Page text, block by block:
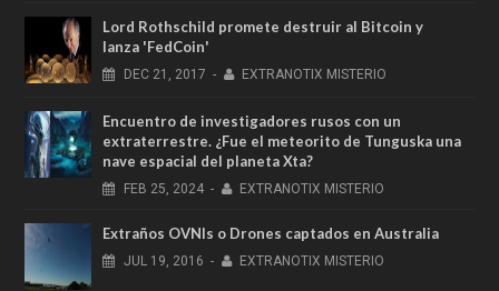
Lord Rothschild promete destruir al Bitcoin y
lanza 'FedCoin'
DEC 21, 2017 - EXTRANOTIX MISTERIO
Encuentro de investigadores rusos con un
extraterrestre. ¿Fue el meteorito de Tunguska una
nave espacial del planeta Xta?
FEB 25, 2024 - EXTRANOTIX MISTERIO
Extraños OVNIs o Drones captados en Australia
JUL 19, 2016 - EXTRANOTIX MISTERIO